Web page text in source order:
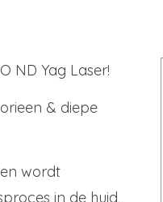
ND Yag Laser!
& diepe
wordt
in de huid,